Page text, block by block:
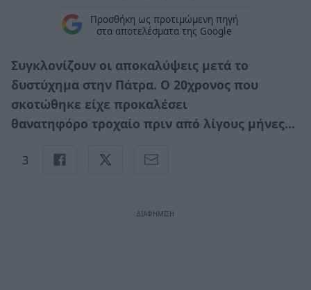
Προσθήκη ως προτιμώμενη πηγή
στα αποτελέσματα της Google
Συγκλονίζουν οι αποκαλύψεις μετά το
δυστύχημα στην Πάτρα. Ο 20χρονος που
σκοτώθηκε είχε προκαλέσει
θανατηφόρο τροχαίο πριν από λίγους μήνες…
3